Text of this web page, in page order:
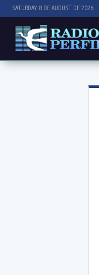
SATURDAY 8 DE AUGUST DE 2026